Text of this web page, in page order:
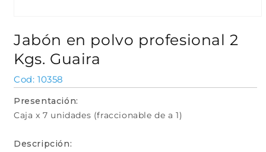
multimedia
1
en
una
modal
Jabón en polvo profesional 2
Kgs. Guaira
SKU:
10358
Presentación:
Caja x 7 unidades (fraccionable de a 1)
Descripción: